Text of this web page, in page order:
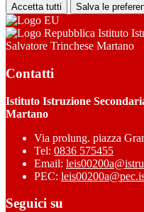
Accetta tutti Salva le
Istituto
Salvatore Trinchese Martano
Contatti
Istituto Istruzione
Martano
Via prolung. piazza
Tel: 0836 575455
Email:
PEC:
Seguici su